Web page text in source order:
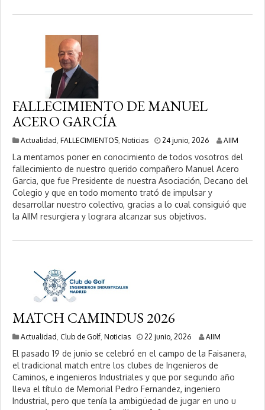
2
FALLECIMIENTO DE MANUEL
ACERO GARCÍA
Actualidad , FALLECIMIENTOS, Noticias 24 junio, 20262
j
u
n
i
o
,
2
AIIM
La mentamos poner en conocimiento de todos vosotros del
fallecimiento de nuestro querido compañero Manuel Acero
Garcia, que fue Presidente de nuestra Asociación, Decano del
Colegio y que en todo momento trató de impulsar y
desarrollar nuestro colectivo, gracias a lo cual consiguió que
la AIIM resurgiera y lograra alcanzar sus objetivos.
MATCH CAMINDUS 2026
Actualidad , Club de Golf, Noticias 22 junio, 20262
j
u
n
i
o
,
AIIM
El pasado 19 de junio se celebró en el campo de la Faisanera,
el tradicional match entre los clubes de Ingenieros de
Caminos, e ingenieros Industriales y que por segundo año
lleva el título de Memorial Pedro Fernandez, ingeniero
Industrial, pero que tenía la ambigüedad de jugar en uno u